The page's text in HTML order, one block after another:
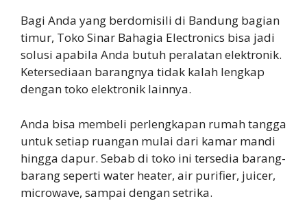
Bagi Anda yang berdomisili di Bandung bagian
timur, Toko Sinar Bahagia Electronics bisa jadi
solusi apabila Anda butuh peralatan elektronik.
Ketersediaan barangnya tidak kalah lengkap
dengan toko elektronik lainnya.
Anda bisa membeli perlengkapan rumah tangga
untuk setiap ruangan mulai dari kamar mandi
hingga dapur. Sebab di toko ini tersedia barang-
barang seperti water heater, air purifier, juicer,
microwave, sampai dengan setrika.